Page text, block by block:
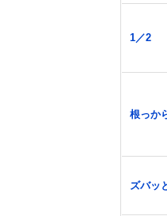
1／2
根っか
ズバッ